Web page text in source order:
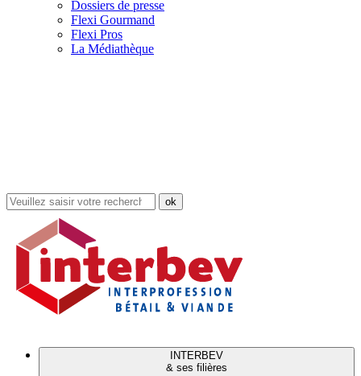
Dossiers de presse
Flexi Gourmand
Flexi Pros
La Médiathèque
Rechercher
dans
site
INTERBEV
& ses filières